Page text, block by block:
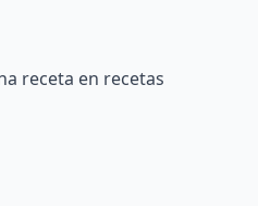
receta en recetas